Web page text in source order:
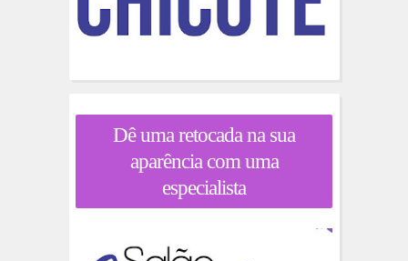
Dê uma retocada na sua
aparência com uma
especialista